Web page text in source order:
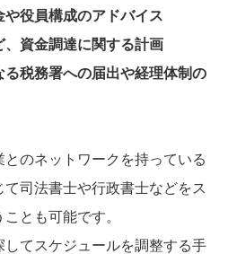
や役員構成のアドバイス
、資金調達に関する計画
る税務署への届出や経理体制の
のネットワークを持っている
司法書士や行政書士などをス
とも可能です。
てスケジュールを調整する手